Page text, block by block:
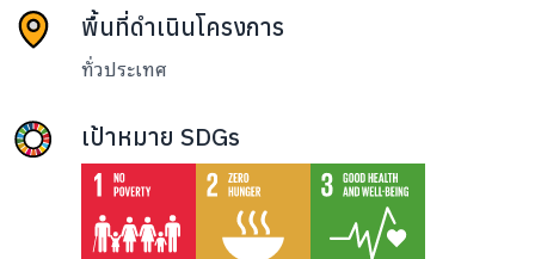
พื้นที่ดำเนินโครงการ
ทั่วประเทศ
เป้าหมาย SDGs